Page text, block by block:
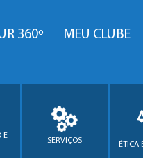
360º MEU CLUBE
E
SERVIÇOS ÉTICA